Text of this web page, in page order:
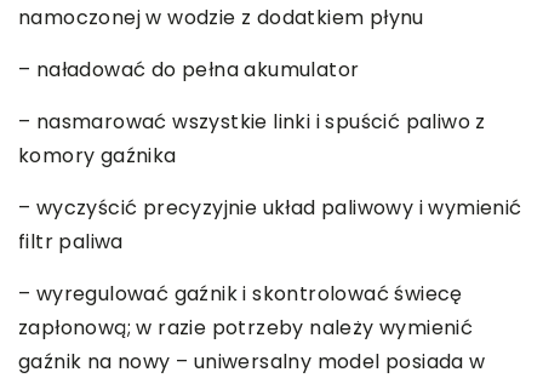
namoczonej w wodzie z dodatkiem płynu
– naładować do pełna akumulator
– nasmarować wszystkie linki i spuścić paliwo z
komory gaźnika
– wyczyścić precyzyjnie układ paliwowy i wymienić
filtr paliwa
– wyregulować gaźnik i skontrolować świecę
zapłonową; w razie potrzeby należy wymienić
gaźnik na nowy – uniwersalny model posiada w